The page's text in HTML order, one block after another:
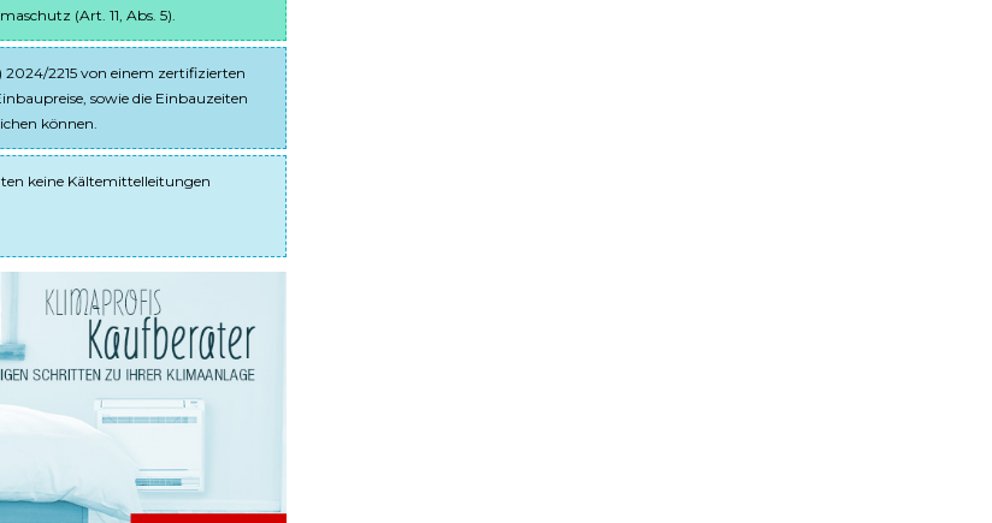
(Art. 11, Abs. 5).
2215 von einem zertifizierten
sowie die Einbauzeiten
können.
keine Kältemittelleitungen